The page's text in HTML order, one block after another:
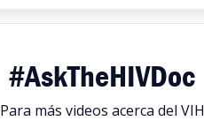
#AskTheHIVDoc
Para más videos acerca del VIH